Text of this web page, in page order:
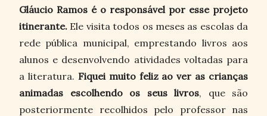
Gláucio Ramos é o responsável por esse projeto
itinerante. Ele visita todos os meses as escolas da
rede pública municipal, emprestando livros aos
alunos e desenvolvendo atividades voltadas para
a literatura. Fiquei muito feliz ao ver as crianças
animadas escolhendo os seus livros, que são
posteriormente recolhidos pelo professor nas